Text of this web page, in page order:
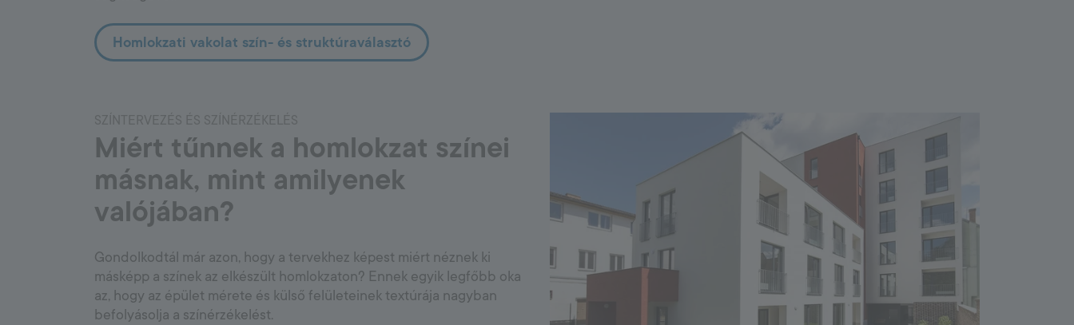
Homlokzati vakolat szín- és struktúraválasztó
SZÍNTERVEZÉS ÉS SZÍNÉRZÉKELÉS
Miért tűnnek a homlokzat színei
másnak, mint amilyenek
valójában?
Gondolkodtál már azon, hogy a tervekhez képest miért néznek ki
másképp a színek az elkészült homlokzaton? Ennek egyik legfőbb oka
az, hogy az épület mérete és külső felületeinek textúrája nagyban
befolyásolja a színérzékelést.